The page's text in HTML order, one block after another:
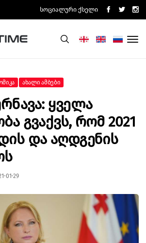
Სოციალური Ქსელი
Ახალი Ამბები
Ყველა
Გვაქვს, Რომ 2021
Და Აღდგენის
01-29